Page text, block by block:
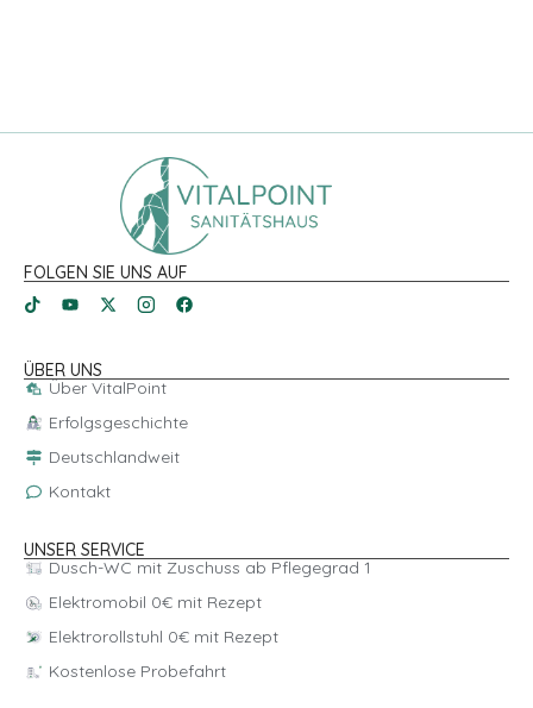
FOLGEN SIE UNS AUF
ÜBER UNS
Über VitalPoint
Erfolgsgeschichte
Deutschlandweit
Kontakt
UNSER SERVICE
Dusch-WC mit Zuschuss ab Pflegegrad 1
Elektromobil 0€ mit Rezept
Elektrorollstuhl 0€ mit Rezept
Kostenlose Probefahrt